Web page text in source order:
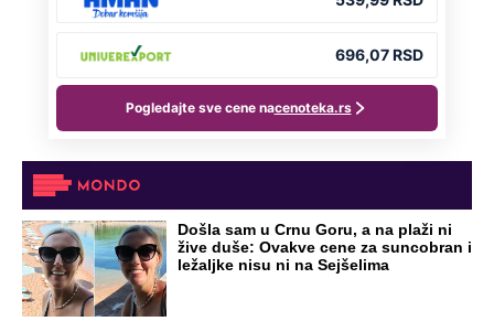
Došla sam u Crnu Goru, a na plaži ni
žive duše: Ovakve cene za suncobran i
ležaljke nisu ni na Sejšelima